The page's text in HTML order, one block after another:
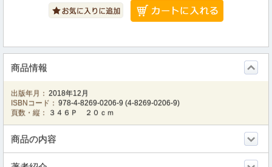
商品情報
出版年月： 2018年12月
ISBNコード： 978-4-8269-0206-9 (4-8269-0206-9)
頁数・縦：
３４６Ｐ ２０ｃｍ
商品の内容